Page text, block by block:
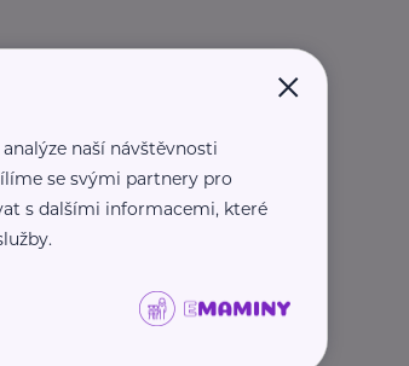
×
naší návštěvnosti
se svými partnery pro
s dalšími informacemi, které